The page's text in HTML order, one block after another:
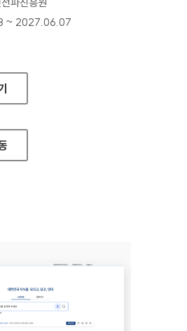
~ 2027.06.07
포털